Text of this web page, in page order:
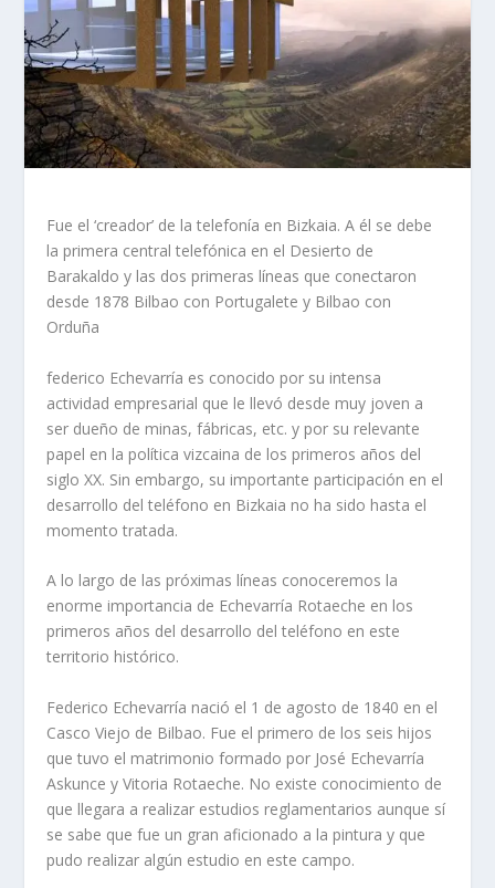
Fue el ‘creador’ de la telefonía en Bizkaia. A él se debe
la primera central telefónica en el Desierto de
Barakaldo y las dos primeras líneas que conectaron
desde 1878 Bilbao con Portugalete y Bilbao con
Orduña
federico Echevarría es conocido por su intensa
actividad empresarial que le llevó desde muy joven a
ser dueño de minas, fábricas, etc. y por su relevante
papel en la política vizcaina de los primeros años del
siglo XX. Sin embargo, su importante participación en el
desarrollo del teléfono en Bizkaia no ha sido hasta el
momento tratada.
A lo largo de las próximas líneas conoceremos la
enorme importancia de Echevarría Rotaeche en los
primeros años del desarrollo del teléfono en este
territorio histórico.
Federico Echevarría nació el 1 de agosto de 1840 en el
Casco Viejo de Bilbao. Fue el primero de los seis hijos
que tuvo el matrimonio formado por José Echevarría
Askunce y Vitoria Rotaeche. No existe conocimiento de
que llegara a realizar estudios reglamentarios aunque sí
se sabe que fue un gran aficionado a la pintura y que
pudo realizar algún estudio en este campo.